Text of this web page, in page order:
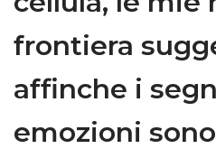
frontiera
affinche i
emozioni